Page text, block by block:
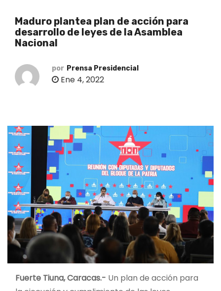
Maduro plantea plan de acción para
desarrollo de leyes de la Asamblea
Nacional
por Prensa Presidencial
Ene 4, 2022
Fuerte Tiuna, Caracas.- Un plan de acción para